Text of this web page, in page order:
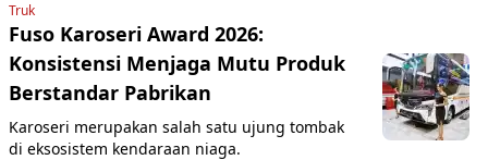
Truk
Fuso Karoseri Award 2026:
Konsistensi Menjaga Mutu Produk
Berstandar Pabrikan
Karoseri merupakan salah satu ujung tombak
di eksosistem kendaraan niaga.